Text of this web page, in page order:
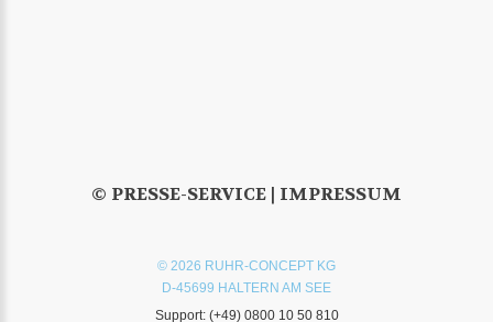
© PRESSE-SERVICE | IMPRESSUM
© 2026 RUHR-CONCEPT KG
D-45699 HALTERN AM SEE
Support: (+49) 0800 10 50 810